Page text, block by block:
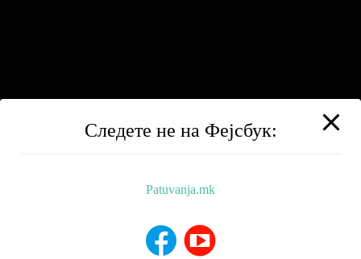
BALKAN TRIP
НИЗ МАКЕДОНИЈА
Следете не на Фејсбук:
Patuvanja.mk